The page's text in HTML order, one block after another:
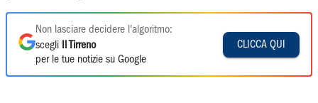
Non lasciare decidere l'algoritmo:
scegli
Il Tirreno
per le tue notizie su Google
CLICCA QUI